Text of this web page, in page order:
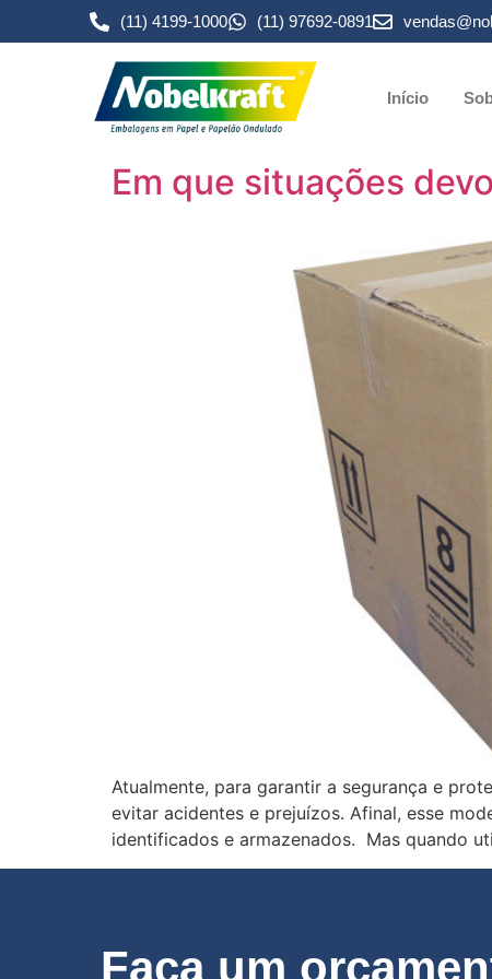
(11) 4199-1000 (11) 97692-0891
Início
Em que situações
Atualmente, para garantir a segurança e
evitar acidentes e prejuízos. Afinal, esse
identificados e armazenados. Mas quando
Faça um